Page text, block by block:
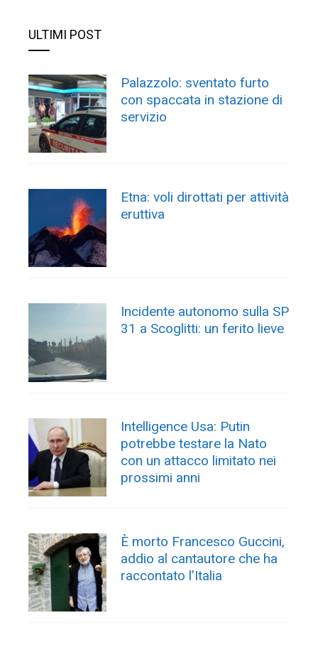
ULTIMI POST
Palazzolo: sventato furto
con spaccata in stazione di
servizio
Etna: voli dirottati per attività
eruttiva
Incidente autonomo sulla SP
31 a Scoglitti: un ferito lieve
Intelligence Usa: Putin
potrebbe testare la Nato
con un attacco limitato nei
prossimi anni
È morto Francesco Guccini,
addio al cantautore che ha
raccontato l’Italia